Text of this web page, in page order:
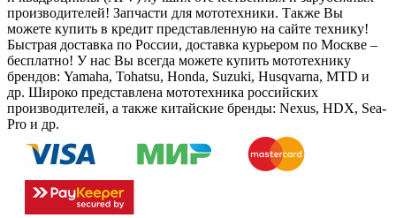
производителей! Запчасти для мототехники. Также Вы
можете купить в кредит представленную на сайте технику!
Быстрая доставка по России, доставка курьером по Москве –
бесплатно! У нас Вы всегда можете купить мототехнику
брендов: Yamaha, Tohatsu, Honda, Suzuki, Husqvarna, MTD и
др. Широко представлена мототехника российских
производителей, а также китайские бренды: Nexus, HDX, Sea-
Pro и др.